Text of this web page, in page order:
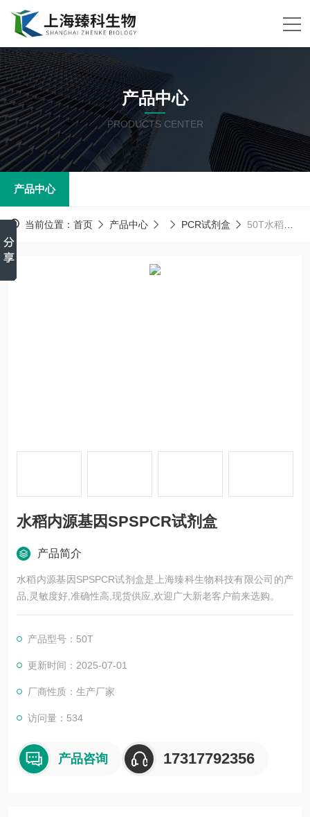
产品中心
PRODUCTS CENTER
产品中心
当前位置： 首页 产品中心 PCR试剂盒 50T水稻内源基因SPSPCR试剂盒
水稻内源基因SPSPCR试剂盒
产品简介
水稻内源基因SPSPCR试剂盒是上海臻科生物科技有限公司的产
品,灵敏度好,准确性高,现货供应,欢迎广大新老客户前来选购。
产品型号：50T
更新时间：2025-07-01
厂商性质：生产厂家
访问量：534
产品咨询 17317792356